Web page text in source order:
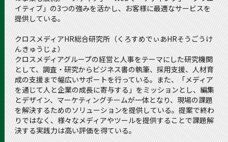
イティブ」の3つの強みを活かし、お客様に最適なサービスを
提供している。
クロスメディアHR総合研究所（くろすめでぃあHRそうごうけ
んきゅうじょ）
クロスメディアグループの経営と人事をテーマにした研究機関
として、調査・研究からビジネス書の執筆、採用支援、人材育
成の支援まで幅広いサポートを行っている。また、「メディア
を通じて人と企業の成長に寄与する」をミッションとし、編集
とデザイン、マーケティングチームが一体となり、現場の課題
を解決するためのソリューションを提供している。提案で終わ
りではなく、様々なメディアやツールを提供することで課題解
決する実践力は高い評価を得ている。